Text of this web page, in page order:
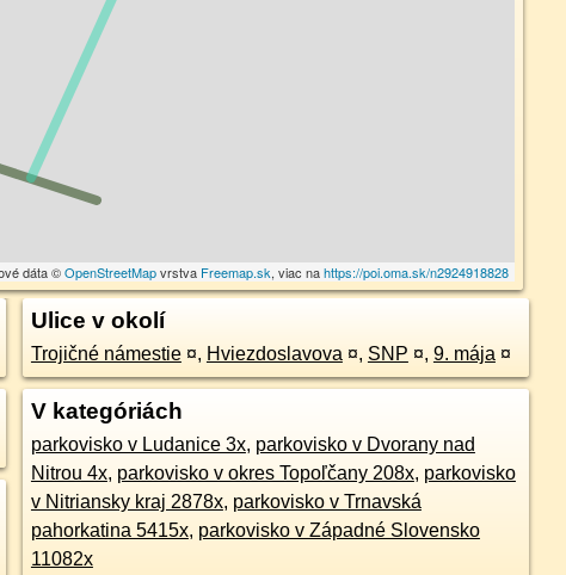
dáta ©OpenStreetMapvrstva Freemap.sk, viac nahttps://poi.oma.sk/n2924918828
Ulice v okolí
Trojičné námestie ¤, Hviezdoslavova ¤, SNP ¤, 9. mája ¤
V kategóriách
parkovisko v Ludanice 3x, parkovisko v Dvorany nad
Nitrou 4x, parkovisko v okres Topoľčany 208x, parkovisko
v Nitriansky kraj 2878x, parkovisko v Trnavská
pahorkatina 5415x, parkovisko v Západné Slovensko
11082x